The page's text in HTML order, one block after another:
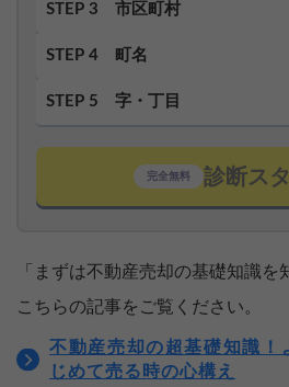
STEP 3 市区町村
STEP 4 町名
STEP 5 字・丁目
完全無料 診断ス
「まずは不動産売却の基礎知識を
こちらの記事をご覧ください。
不動産売却の超基礎知識！
じめて売る時の心構え